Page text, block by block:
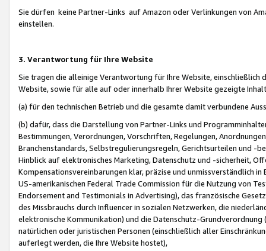
Sie dürfen keine Partner-Links auf Amazon oder Verlinkungen von
einstellen.
3. Verantwortung für Ihre Website
Sie tragen die alleinige Verantwortung für Ihre Website,
Website, sowie für alle auf oder innerhalb Ihrer Website gezeigte
(a) für den technischen Betrieb und die gesamte damit verbundene
(b) dafür, dass die Darstellung von Partner-Links und
Bestimmungen, Verordnungen, Vorschriften, Regelungen,
Branchenstandards, Selbstregulierungsregeln, Gerichtsurteilen und -
Hinblick auf elektronisches Marketing, Datenschutz und -sicherheit,
Kompensationsvereinbarungen klar, präzise und unmissverständlich
US-amerikanischen Federal Trade Commission für die Nutzung von
Endorsement and Testimonials in Advertising), das französische
des Missbrauchs durch Influencer in sozialen Netzwerken, die
elektronische Kommunikation) und die Datenschutz-
natürlichen oder juristischen Personen (einschließlich aller
auferlegt werden, die Ihre Website hostet),